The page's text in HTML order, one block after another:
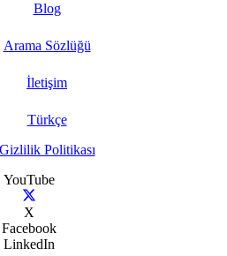
Blog
Arama Sözlüğü
İletişim
Türkçe
Gizlilik Politikası
YouTube
X
Facebook
LinkedIn